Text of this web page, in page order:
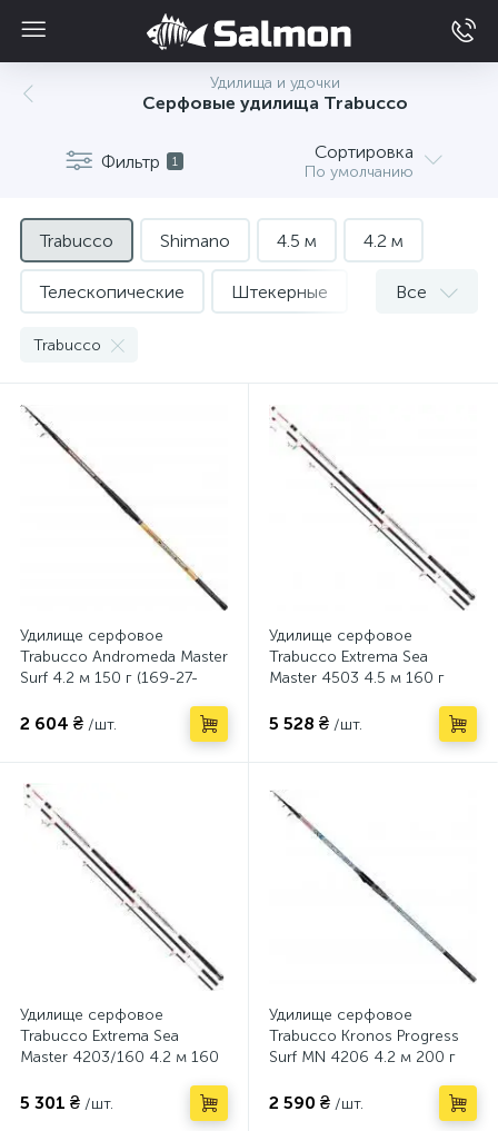
Удилища и удочки
Серфовые удилища Trabucco
Фильтр 1 Сортировка
По умолчанию
Trabucco Shimano 4.5 м 4.2 м
Телескопические Штекерные
На пеленгаса
Все
Trabucco
Удилище серфовое
Trabucco Andromeda Master
Surf 4.2 м 150 г (169-27-
2 604 ₴ /шт.
Удилище серфовое
Trabucco Extrema Sea
Master 4503 4.5 м 160 г
5 528 ₴ /шт.
Удилище серфовое
Trabucco Extrema Sea
Master 4203/160 4.2 м 160
5 301 ₴ /шт.
Удилище серфовое
Trabucco Kronos Progress
Surf MN 4206 4.2 м 200 г
2 590 ₴ /шт.